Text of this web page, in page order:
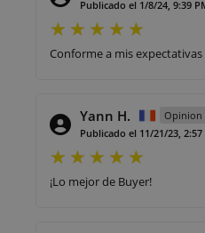
Publicado el 1/8/24, 9:39
Conforme a mis expectativas
Yann H.
Opinion
Publicado el 11/21/23, 2:57
¡Lo mejor de Buyer!